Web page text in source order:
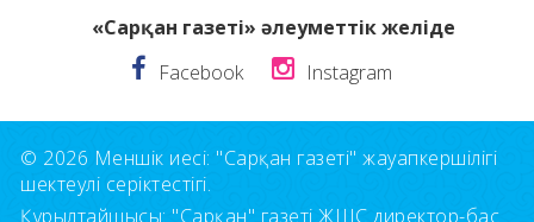
«Сарқан газеті» әлеуметтік желіде
Facebook
Instagram
© 2026 Меншік иесі: "Сарқан газеті" жауапкершілігі
шектеулі серіктестігі.
Құрылтайшысы: "Сарқан" газеті ЖШС директор-бас